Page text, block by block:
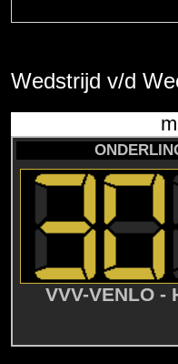
Wedstrijd v/d
VVV-VENLO -